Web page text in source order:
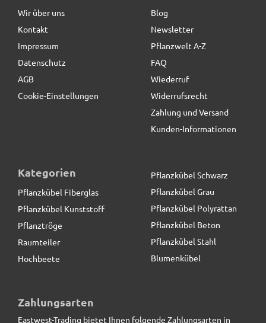
319,00 € *statt
Wir über uns
Kontakt
Impressum
Datenschutz
AGB
Cookie-Einstellungen
Blog
Newsletter
Pflanzwelt A-Z
FAQ
Wiederruf
Widerrufsrecht
Zahlung und Versand
Kunden-Informationen
Kategorien
Pflanzkübel Fiberglas
Pflanzkübel Kunststoff
Pflanztröge
Raumteiler
Hochbeete
Pflanzkübel Schwarz
Pflanzkübel Grau
Pflanzkübel Polyrattan
Pflanzkübel Beton
Pflanzkübel Stahl
Blumenkübel
Zahlungsarten
Eastwest-Trading bietet Ihnen folgende Zahlungsarten in